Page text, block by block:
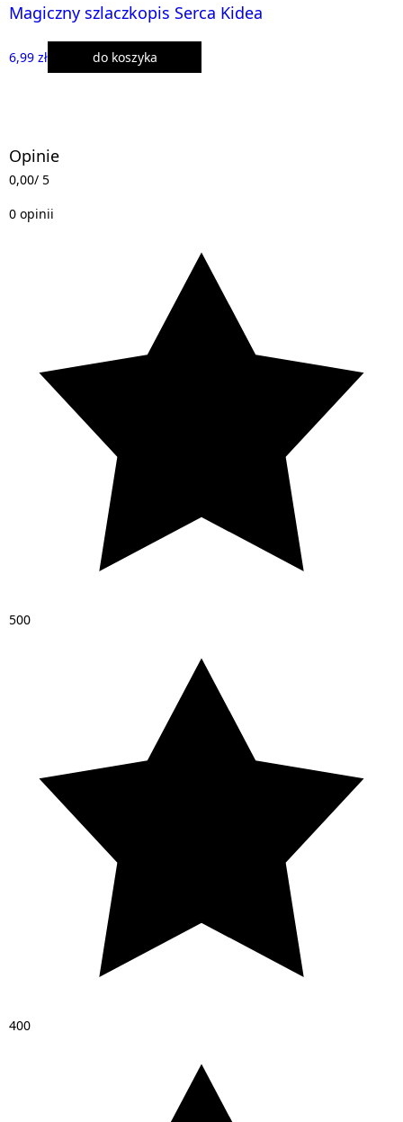
Magiczny szlaczkopis Serca Kidea
6,99 zł do koszyka
Opinie
0,00/ 5
0 opinii
500
400